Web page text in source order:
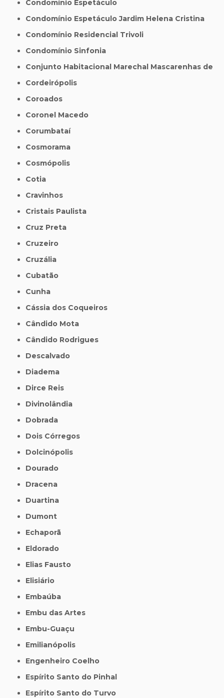
Condomínio Espetáculo
Condomínio Espetáculo Jardim Helena Cristina
Condomínio Residencial Trivoli
Condomínio Sinfonia
Conjunto Habitacional Marechal Mascarenhas de
Cordeirópolis
Coroados
Coronel Macedo
Corumbataí
Cosmorama
Cosmópolis
Cotia
Cravinhos
Cristais Paulista
Cruz Preta
Cruzeiro
Cruzália
Cubatão
Cunha
Cássia dos Coqueiros
Cândido Mota
Cândido Rodrigues
Descalvado
Diadema
Dirce Reis
Divinolândia
Dobrada
Dois Córregos
Dolcinópolis
Dourado
Dracena
Duartina
Dumont
Echaporã
Eldorado
Elias Fausto
Elisiário
Embaúba
Embu das Artes
Embu-Guaçu
Emilianópolis
Engenheiro Coelho
Espírito Santo do Pinhal
Espírito Santo do Turvo